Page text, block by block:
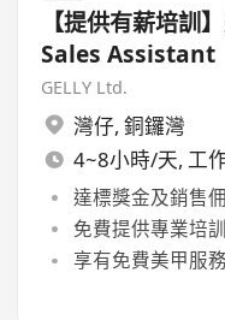
【提供有薪培
Sales Assistant
GELLY Ltd.
灣仔, 銅鑼灣
4~8小時/天, 工
達標獎金及銷售
免費提供專業培
享有免費美甲服務